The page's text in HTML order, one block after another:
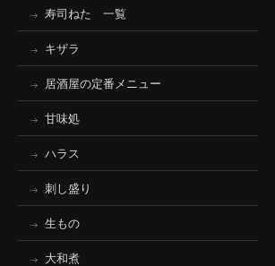
寿司ねた 一覧
キザラ
居酒屋の定番メニュー
甘味処
ハラス
刺し盛り
生もの
大和煮